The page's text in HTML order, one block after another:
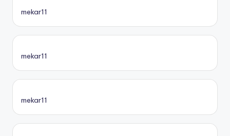
mekar11
mekar11
mekar11